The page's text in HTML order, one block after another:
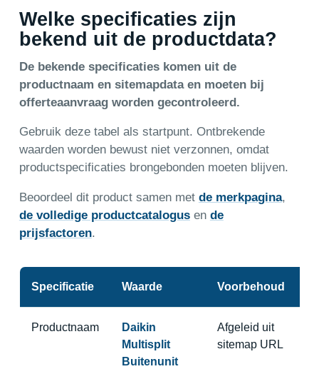
Welke specificaties zijn
bekend uit de productdata?
De bekende specificaties komen uit de
productnaam en sitemapdata en moeten bij
offerteaanvraag worden gecontroleerd.
Gebruik deze tabel als startpunt. Ontbrekende
waarden worden bewust niet verzonnen, omdat
productspecificaties brongebonden moeten blijven.
Beoordeel dit product samen met de merkpagina,
de volledige productcatalogusen de
prijsfactoren.
Specificatie Waarde Voorbehoud
Productnaam
Daikin
Multisplit
Buitenunit
Afgeleid uit
sitemap URL